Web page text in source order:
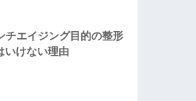
チエイジング目的の整形
いけない理由